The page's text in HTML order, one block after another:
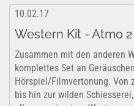
10.02.17
Western Kit - Atmo
Zusammen mit den anderen
komplettes Set an
Hörspiel/Filmvertonung. Von
bis hin zur wilden